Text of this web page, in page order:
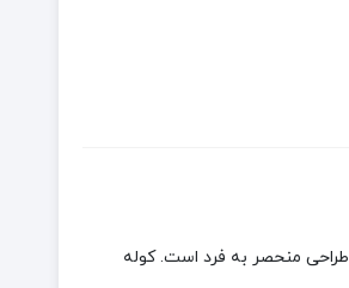
منحصر به فرد است. کوله